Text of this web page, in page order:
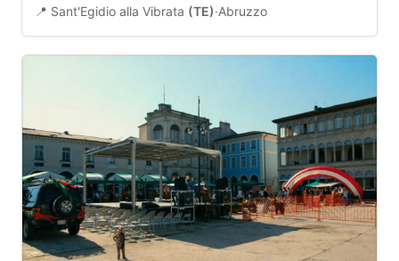
📍 Sant'Egidio alla Vibrata (TE)·Abruzzo